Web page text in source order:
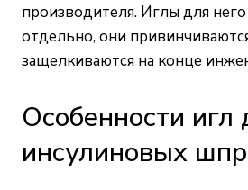
производителя. Иглы для
отдельно, они
защелкиваются на конце
Особенности игл
инсулиновых